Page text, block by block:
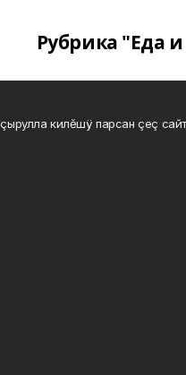
Рубрика "Еда
килĕшÿ парсан çеç